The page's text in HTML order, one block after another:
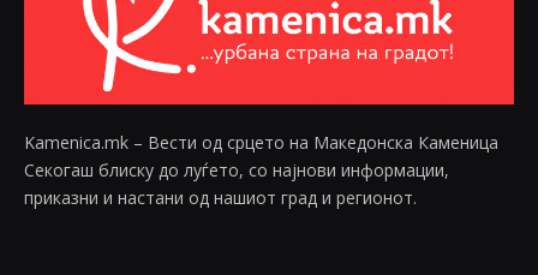
Kamenica.mk – Вести од срцето на Македонска Каменица
Секогаш блиску до луѓето, со најнови информации,
приказни и настани од нашиот град и регионот.